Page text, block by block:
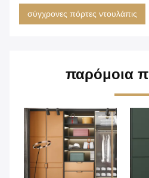
σύγχρονες πόρτες ντουλάπις
παρόμοια